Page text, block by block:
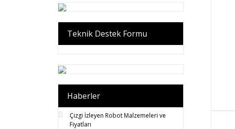
Teknik Destek Formu
Haberler
Çizgi İzleyen Robot Malzemeleri ve
Fiyatları